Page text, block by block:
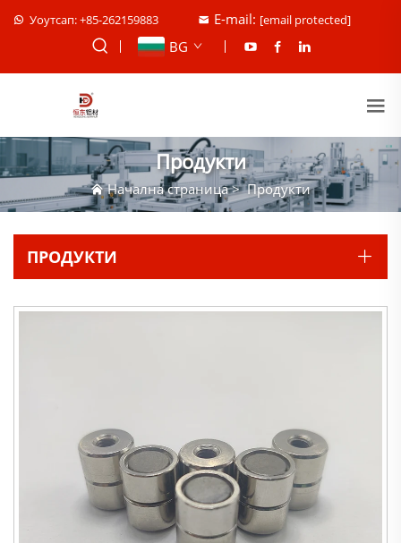
Уоутсап: +85-262159883 E-mail: [email protected]
BG
Продукти
Начална страница>Продукти
ПРОДУКТИ